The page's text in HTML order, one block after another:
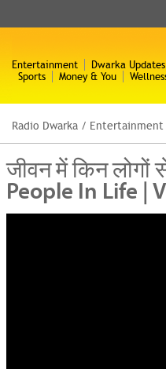
Entertainment Dwarka Updates
Sports
Money & You
Radio Dwarka / Entertainment
जीवन में किन लोगों
People In Life |